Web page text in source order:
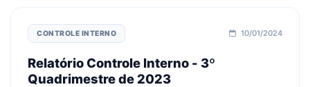
CONTROLE INTERNO 10/01/2024
Relatório Controle Interno - 3º
Quadrimestre de 2023